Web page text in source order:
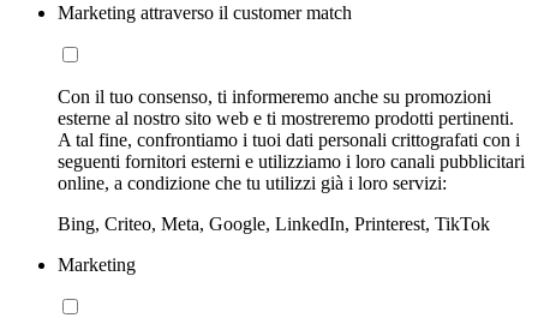
Marketing attraverso il customer match
Con il tuo consenso, ti informeremo anche su promozioni
esterne al nostro sito web e ti mostreremo prodotti pertinenti.
A tal fine, confrontiamo i tuoi dati personali crittografati con i
seguenti fornitori esterni e utilizziamo i loro canali pubblicitari
online, a condizione che tu utilizzi già i loro servizi:
Bing, Criteo, Meta, Google, LinkedIn, Printerest, TikTok
Marketing